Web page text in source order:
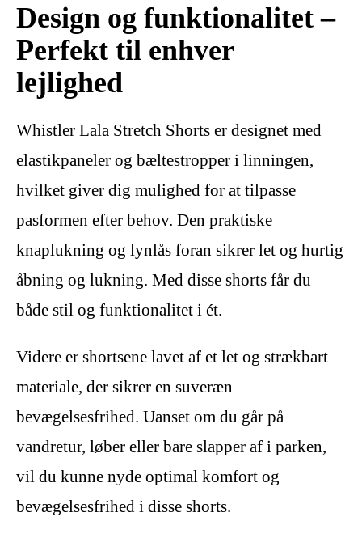
Design og funktionalitet –
Perfekt til enhver
lejlighed
Whistler Lala Stretch Shorts er designet med
elastikpaneler og bæltestropper i linningen,
hvilket giver dig mulighed for at tilpasse
pasformen efter behov. Den praktiske
knaplukning og lynlås foran sikrer let og hurtig
åbning og lukning. Med disse shorts får du
både stil og funktionalitet i ét.
Videre er shortsene lavet af et let og strækbart
materiale, der sikrer en suveræn
bevægelsesfrihed. Uanset om du går på
vandretur, løber eller bare slapper af i parken,
vil du kunne nyde optimal komfort og
bevægelsesfrihed i disse shorts.